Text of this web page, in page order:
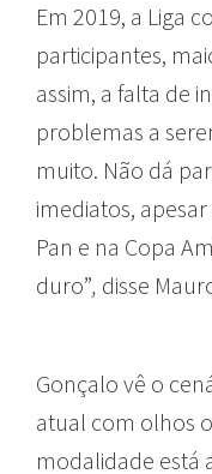
Em 2019, a Liga
participantes,
assim, a falta de
problemas a
muito. Não dá
imediatos,
Pan e na Copa
duro”, disse
Gonçalo vê o
atual com olhos
modalidade está